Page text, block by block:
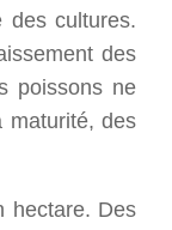
des cultures.
des
poissons ne
maturité, des
hectare. Des